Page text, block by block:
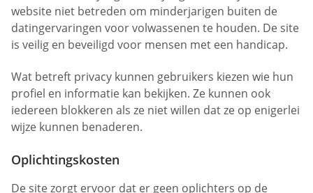
website niet betreden om minderjarigen buiten de
datingervaringen voor volwassenen te houden. De site
is veilig en beveiligd voor mensen met een handicap.
Wat betreft privacy kunnen gebruikers kiezen wie hun
profiel en informatie kan bekijken. Ze kunnen ook
iedereen blokkeren als ze niet willen dat ze op enigerlei
wijze kunnen benaderen.
Oplichtingskosten
De site zorgt ervoor dat er geen oplichters op de